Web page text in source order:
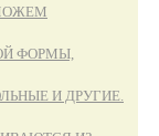
ФОРМЫ,
И ДРУГИЕ.